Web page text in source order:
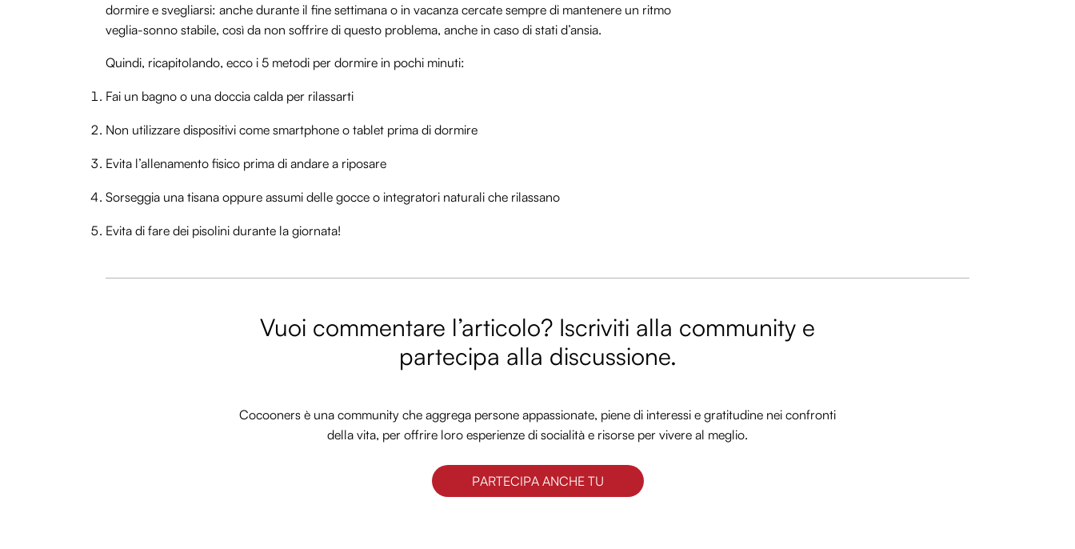
dormire e svegliarsi: anche durante il fine settimana o in vacanza cercate sempre di mantenere un ritmo
veglia-sonno stabile, così da non soffrire di questo problema, anche in caso di stati d’ansia.
Quindi, ricapitolando, ecco i 5 metodi per dormire in pochi minuti:
Fai un bagno o una doccia calda per rilassarti
Non utilizzare dispositivi come smartphone o tablet prima di dormire
Evita l’allenamento fisico prima di andare a riposare
Sorseggia una tisana oppure assumi delle gocce o integratori naturali che rilassano
Evita di fare dei pisolini durante la giornata!
Vuoi commentare l’articolo? Iscriviti alla community e
partecipa alla discussione.
Cocooners è una community che aggrega persone appassionate, piene di interessi e gratitudine nei confronti
della vita, per offrire loro esperienze di socialità e risorse per vivere al meglio.
PARTECIPA ANCHE TU